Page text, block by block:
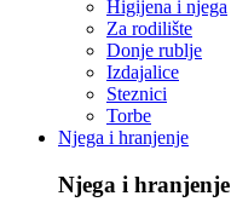
Higijena i njega
Za rodilište
Donje rublje
Izdajalice
Steznici
Torbe
Njega i hranjenje
Njega i hranjenje